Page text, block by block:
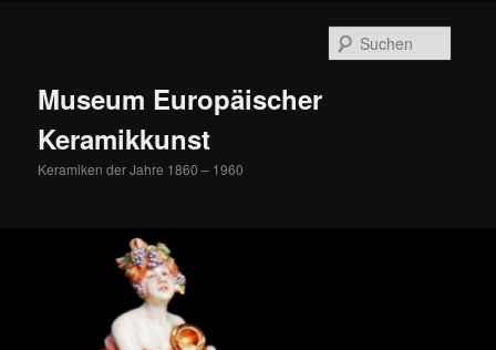
Museum Europäischer
Keramikkunst
Keramiken der Jahre 1860 – 1960